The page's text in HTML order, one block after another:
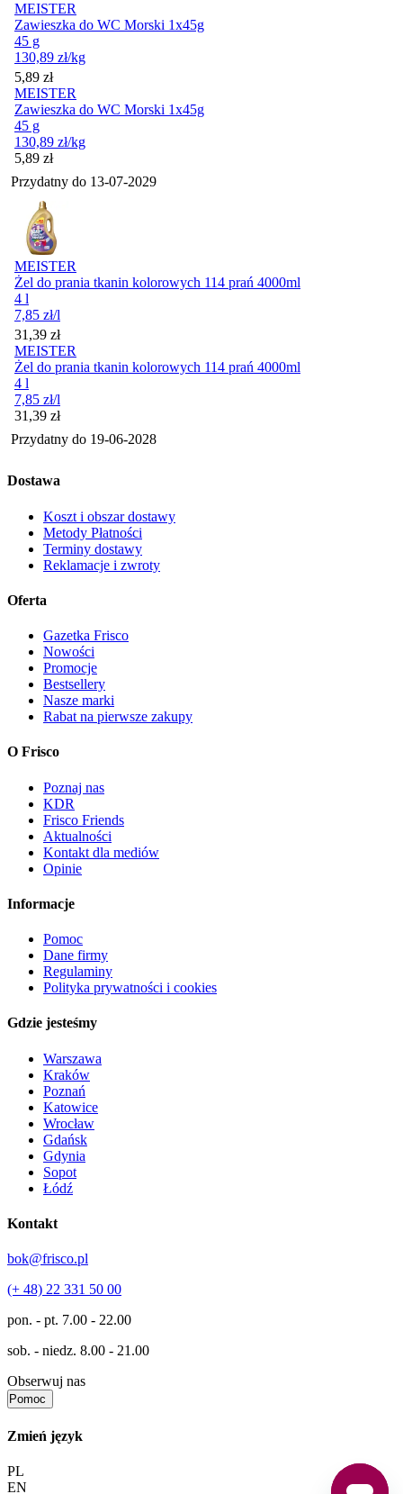
MEISTER
Zawieszka do WC Morski 1x45g
45 g
130,89 zł/kg
Cena
5,89 zł
MEISTER
Zawieszka do WC Morski 1x45g
45 g
130,89 zł/kg
Cena
5,89 zł
Przydatny do 13-07-2029
MEISTER
Żel do prania tkanin kolorowych 114 prań 4000ml
4 l
7,85 zł/l
Cena
31,39 zł
MEISTER
Żel do prania tkanin kolorowych 114 prań 4000ml
4 l
7,85 zł/l
Cena
31,39 zł
Przydatny do 19-06-2028
Dostawa
Koszt i obszar dostawy
Metody Płatności
Terminy dostawy
Reklamacje i zwroty
Oferta
Gazetka Frisco
Nowości
Promocje
Bestsellery
Nasze marki
Rabat na pierwsze zakupy
O Frisco
Poznaj nas
KDR
Frisco Friends
Aktualności
Kontakt dla mediów
Opinie
Informacje
Pomoc
Dane firmy
Regulaminy
Polityka prywatności i cookies
Gdzie jesteśmy
Warszawa
Kraków
Poznań
Katowice
Wrocław
Gdańsk
Gdynia
Sopot
Łódź
Kontakt
bok@frisco.pl
(+ 48) 22 331 50 00
pon. - pt. 7.00 - 22.00
sob. - niedz. 8.00 - 21.00
Obserwuj nas
Pomoc
Zmień język
PL
EN